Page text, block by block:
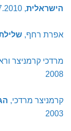
הישראלית, 21.7.2010
אפרת רחף,
מרדכי קרמניצר
2008
קרמניצר מרדכי,
2003